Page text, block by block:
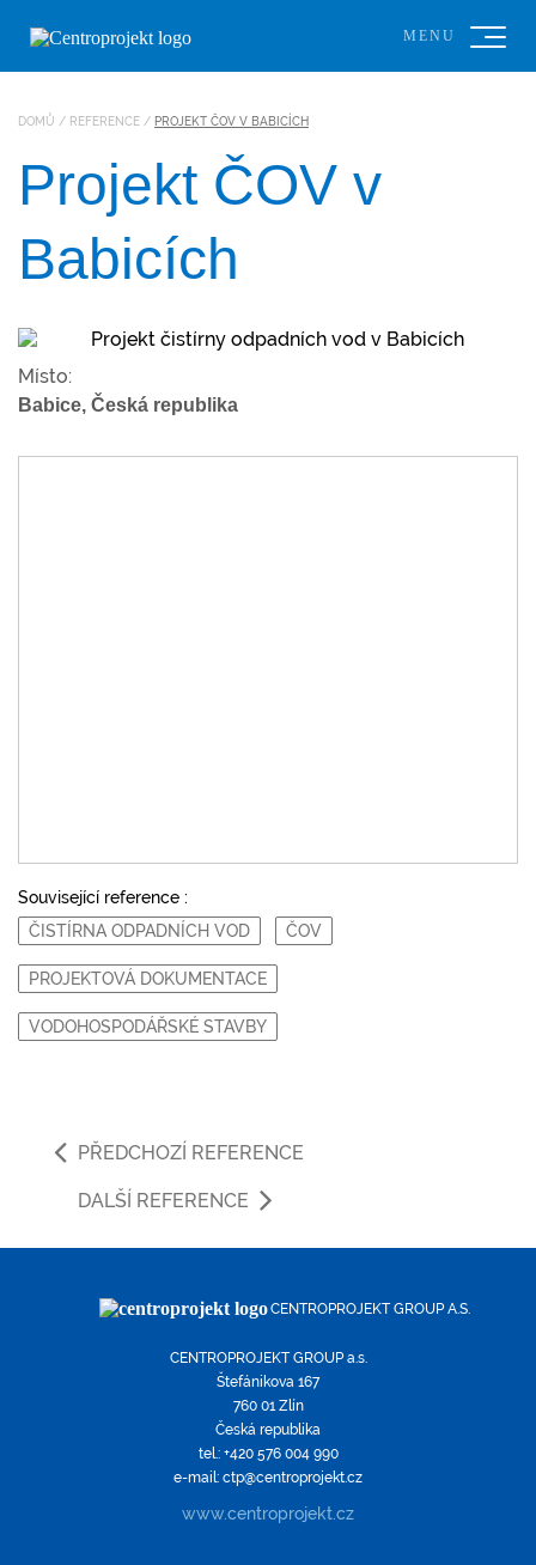
MENU
DOMŮ / REFERENCE / PROJEKT ČOV V BABICÍCH
Projekt ČOV v
Babicích
Místo:
Babice, Česká republika
Související reference :
ČISTÍRNA ODPADNÍCH VOD
ČOV
PROJEKTOVÁ DOKUMENTACE
VODOHOSPODÁŘSKÉ STAVBY
PŘEDCHOZÍ REFERENCE
DALŠÍ REFERENCE
CENTROPROJEKT GROUP A.S.
CENTROPROJEKT GROUP a.s.
Štefánikova 167
760 01 Zlín
Česká republika
tel.: +420 576 004 990
e-mail: ctp@centroprojekt.cz
www.centroprojekt.cz